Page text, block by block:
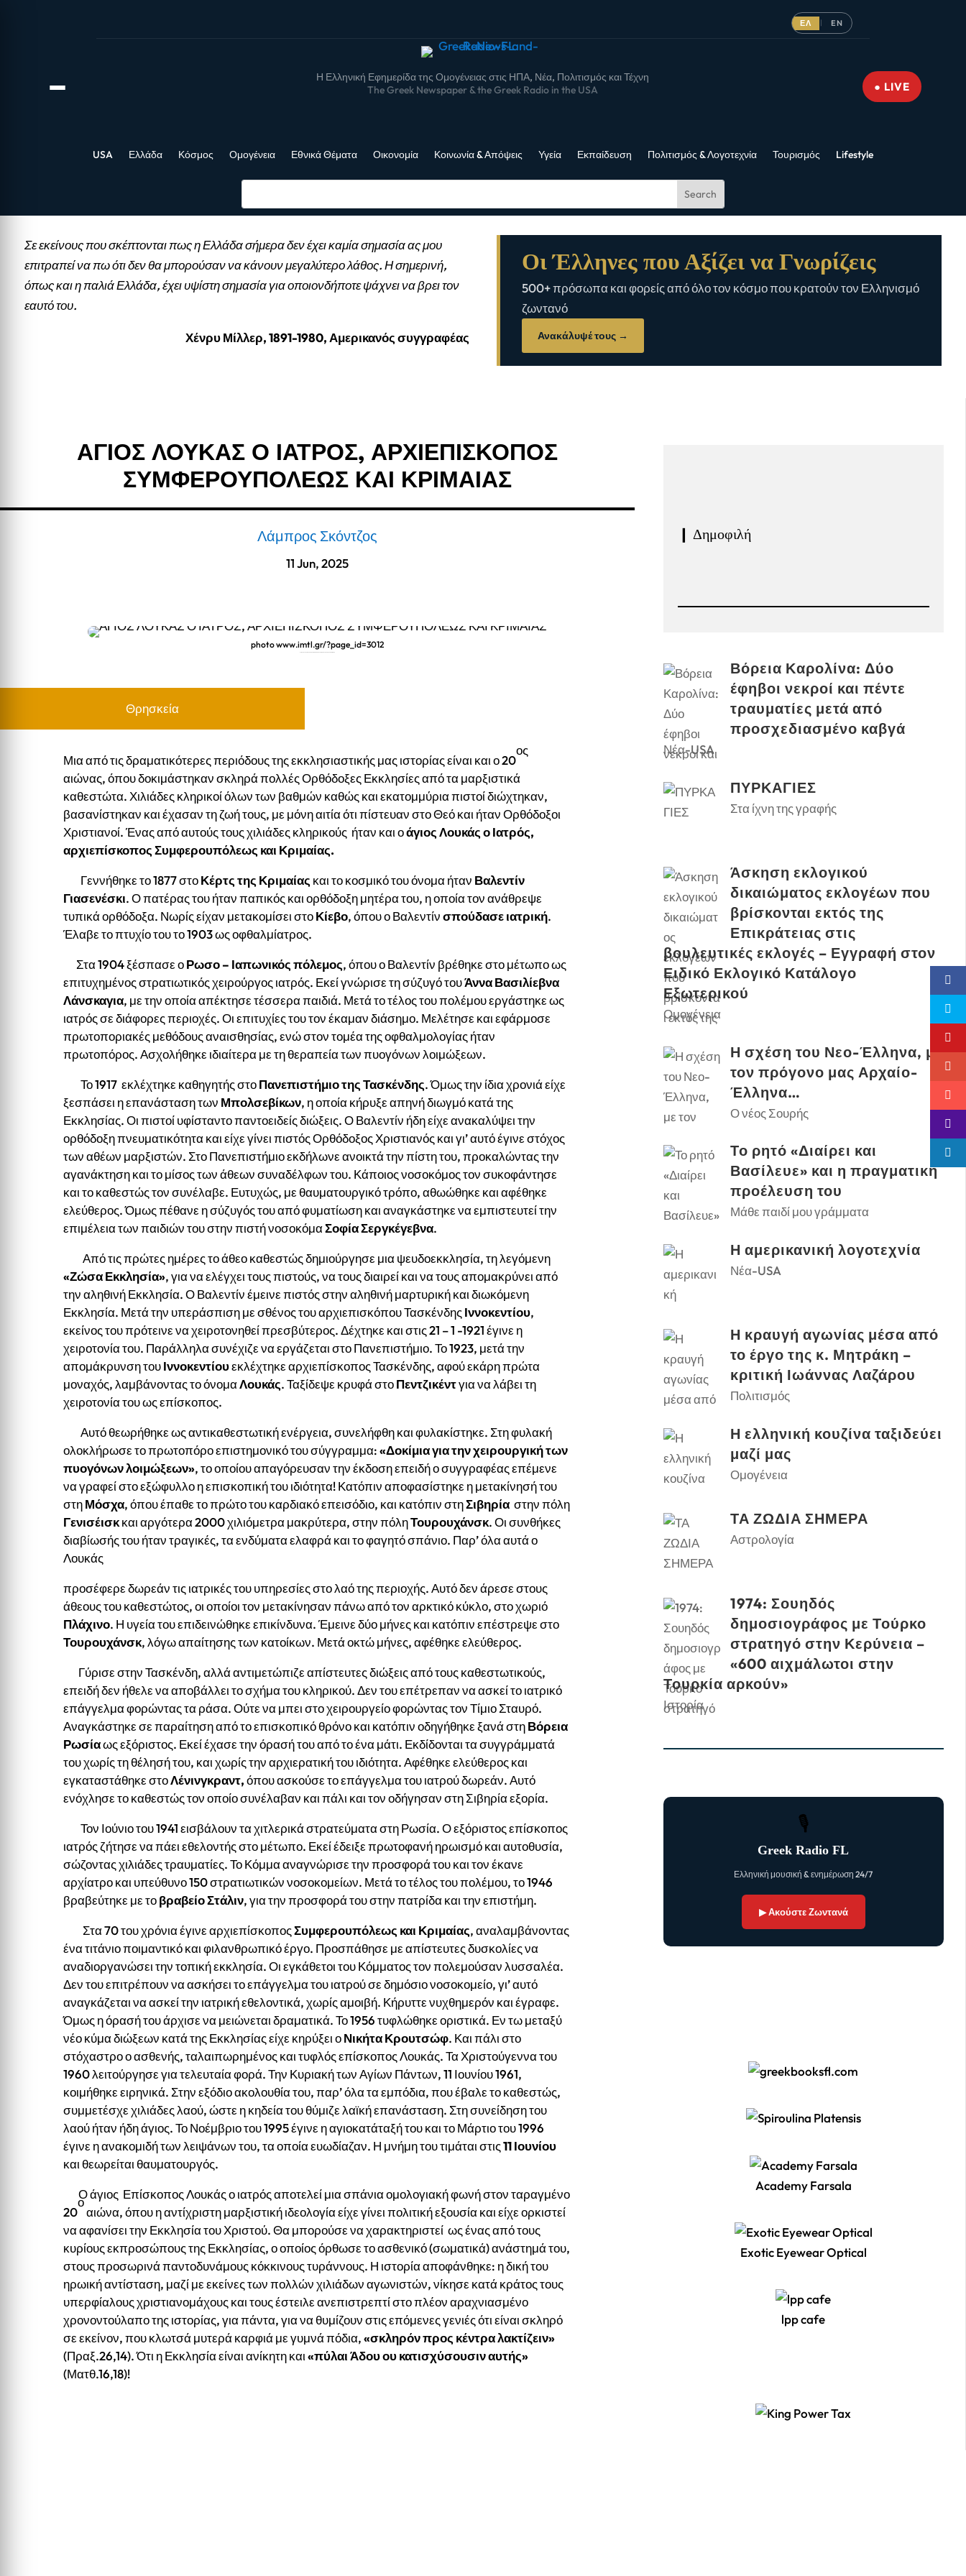
ΕΛ | EN
Η Ελληνική Εφημερίδα της Ομογένειας στις ΗΠΑ, Νέα, Πολιτισμός και Τέχνη
The Greek Newspaper & the Greek Radio in the USA
● LIVE
USA Ελλάδα Κόσμος Ομογένεια Εθνικά Θέματα Οικονομία Κοινωνία & Απόψεις Υγεία Εκπαίδευση Πολιτισμός & Λογοτεχνία Τουρισμός Lifestyle
Σε εκείνους που σκέπτονται πως η Ελλάδα σήμερα δεν έχει καμία σημασία ας μου
επιτραπεί να πω ότι δεν θα μπορούσαν να κάνουν μεγαλύτερο λάθος. Η σημερινή,
όπως και η παλιά Ελλάδα, έχει υψίστη σημασία για οποιονδήποτε ψάχνει να βρει τον
εαυτό του.
Χένρυ Μίλλερ, 1891-1980, Αμερικανός συγγραφέας
Οι Έλληνες που Αξίζει να Γνωρίζεις
500+ πρόσωπα και φορείς από όλο τον κόσμο που κρατούν τον Ελληνισμό
ζωντανό
Ανακάλυψέ τους →
ΑΓΙΟΣ ΛΟΥΚΑΣ Ο ΙΑΤΡΟΣ, ΑΡΧΙΕΠΙΣΚΟΠΟΣ
ΣΥΜΦΕΡΟΥΠΟΛΕΩΣ ΚΑΙ ΚΡΙΜΑΙΑΣ
Λάμπρος Σκόντζος
11 Jun, 2025
photo www.imtl.gr/?page_id=3012
Θρησκεία
Μια από τις δραματικότερες περιόδους της εκκλησιαστικής μας ιστορίας είναι και ο 20
ος
αιώνας, όπου δοκιμάστηκαν σκληρά πολλές Ορθόδοξες Εκκλησίες από τα μαρξιστικά
καθεστώτα. Χιλιάδες κληρικοί όλων των βαθμών καθώς και εκατομμύρια πιστοί διώχτηκαν,
βασανίστηκαν και έχασαν τη ζωή τους, με μόνη αιτία ότι πίστευαν στο Θεό και ήταν Ορθόδοξοι
Χριστιανοί. Ένας από αυτούς τους χιλιάδες κληρικούς ήταν και οάγιος Λουκάς ο Ιατρός,
αρχιεπίσκοπος Συμφερουπόλεως και Κριμαίας.
Γεννήθηκε το 1877 στοΚέρτς της Κριμαίας και το κοσμικό του όνομα ήταν Βαλεντίν
Γιασενέσκι. Ο πατέρας του ήταν παπικός και ορθόδοξη μητέρα του, η οποία τον ανάθρεψε
τυπικά ορθόδοξα. Νωρίς είχαν μετακομίσει στοΚίεβο, όπου ο Βαλεντίνσπούδασε ιατρική.
Έλαβε το πτυχίο του το 1903 ως οφθαλμίατρος.
Στα 1904 ξέσπασε οΡωσο – Ιαπωνικός πόλεμος, όπου ο Βαλεντίν βρέθηκε στο μέτωπο ως
επιτυχημένος στρατιωτικός χειρούργος ιατρός. Εκεί γνώρισε τη σύζυγό τουΆννα Βασιλίεβνα
Λάνσκαγια, με την οποία απέκτησε τέσσερα παιδιά. Μετά το τέλος του πολέμου εργάστηκε ως
ιατρός σε διάφορες περιοχές. Οι επιτυχίες του τον έκαμαν διάσημο. Μελέτησε και εφάρμοσε
πρωτοποριακές μεθόδους αναισθησίας, ενώ στον τομέα της οφθαλμολογίας ήταν
πρωτοπόρος. Ασχολήθηκε ιδιαίτερα με τη θεραπεία των πυογόνων λοιμώξεων.
Το 1917 εκλέχτηκε καθηγητής στοΠανεπιστήμιο της Τασκένδης. Όμως την ίδια χρονιά είχε
ξεσπάσει η επανάσταση των Μπολσεβίκων, η οποία κήρυξε απηνή διωγμό κατά της
Εκκλησίας. Οι πιστοί υφίσταντο παντοειδείς διώξεις. Ο Βαλεντίν ήδη είχε ανακαλύψει την
ορθόδοξη πνευματικότητα και είχε γίνει πιστός Ορθόδοξος Χριστιανός και γι’ αυτό έγινε στόχος
των αθέων μαρξιστών. Στο Πανεπιστήμιο εκδήλωνε ανοικτά την πίστη του, προκαλώντας την
αγανάκτηση και το μίσος των άθεων συναδέλφων του. Κάποιος νοσοκόμος τον συκοφάντησε
και το καθεστώς τον συνέλαβε. Ευτυχώς, με θαυματουργικό τρόπο, αθωώθηκε και αφέθηκε
ελεύθερος. Όμως πέθανε η σύζυγός του από φυματίωση και αναγκάστηκε να εμπιστευτεί την
επιμέλεια των παιδιών του στην πιστή νοσοκόμαΣοφία Σεργκέγεβνα.
Από τις πρώτες ημέρες το άθεο καθεστώς δημιούργησε μια ψευδοεκκλησία, τη λεγόμενη
«Ζώσα Εκκλησία», για να ελέγχει τους πιστούς, να τους διαιρεί και να τους απομακρύνει από
την αληθινή Εκκλησία. Ο Βαλεντίν έμεινε πιστός στην αληθινή μαρτυρική και διωκόμενη
Εκκλησία. Μετά την υπεράσπιση με σθένος του αρχιεπισκόπου ΤασκένδηςΙννοκεντίου,
εκείνος του πρότεινε να χειροτονηθεί πρεσβύτερος. Δέχτηκε και στις 21 – 1 -1921 έγινε η
χειροτονία του. Παράλληλα συνέχιζε να εργάζεται στο Πανεπιστήμιο. Το 1923, μετά την
απομάκρυνση τουΙννοκεντίουεκλέχτηκε αρχιεπίσκοπος Τασκένδης, αφού εκάρη πρώτα
μοναχός, λαμβάνοντας το όνομαΛουκάς. Ταξίδεψε κρυφά στοΠεντζικέντγια να λάβει τη
χειροτονία του ως επίσκοπος.
Αυτό θεωρήθηκε ως αντικαθεστωτική ενέργεια, συνελήφθη και φυλακίστηκε. Στη φυλακή
ολοκλήρωσε το πρωτοπόρο επιστημονικό του σύγγραμμα:«Δοκίμια για την χειρουργική των
πυογόνων λοιμώξεων», το οποίου απαγόρευσαν την έκδοση επειδή ο συγγραφέας επέμενε
να γραφεί στο εξώφυλλο η επισκοπική του ιδιότητα! Κατόπιν αποφασίστηκε η μετακίνησή του
στηΜόσχα, όπου έπαθε το πρώτο του καρδιακό επεισόδιο, και κατόπιν στηΣιβηρία στην πόλη
Γενισέισκκαι αργότερα 2000 χιλιόμετρα μακρύτερα, στην πόληΤουρουχάνσκ. Οι συνθήκες
διαβίωσής του ήταν τραγικές, τα ενδύματα ελαφρά και το φαγητό σπάνιο. Παρ’ όλα αυτά ο
Λουκάς
προσέφερε δωρεάν τις ιατρικές του υπηρεσίες στο λαό της περιοχής. Αυτό δεν άρεσε στους
άθεους του καθεστώτος, οι οποίοι τον μετακίνησαν πάνω από τον αρκτικό κύκλο, στο χωριό
Πλάχινο. Η υγεία του επιδεινώθηκε επικίνδυνα. Έμεινε δύο μήνες και κατόπιν επέστρεψε στο
Τουρουχάνσκ, λόγω απαίτησης των κατοίκων. Μετά οκτώ μήνες, αφέθηκε ελεύθερος.
Γύρισε στην Τασκένδη, αλλά αντιμετώπιζε απίστευτες διώξεις από τους καθεστωτικούς,
επειδή δεν ήθελε να αποβάλλει το σχήμα του κληρικού. Δεν του επέτρεπαν να ασκεί το ιατρικό
επάγγελμα φορώντας τα ράσα. Ούτε να μπει στο χειρουργείο φορώντας τον Τίμιο Σταυρό.
Αναγκάστηκε σε παραίτηση από το επισκοπικό θρόνο και κατόπιν οδηγήθηκε ξανά στηΒόρεια
Ρωσίαως εξόριστος. Εκεί έχασε την όρασή του από το ένα μάτι. Εκδίδονται τα συγγράμματά
του χωρίς τη θέλησή του, και χωρίς την αρχιερατική του ιδιότητα. Αφέθηκε ελεύθερος και
εγκαταστάθηκε στοΛένινγκραντ,όπου ασκούσε το επάγγελμα του ιατρού δωρεάν. Αυτό
ενόχλησε το καθεστώς τον οποίο συνέλαβαν και πάλι και τον οδήγησαν στη Σιβηρία εξορία.
Τον Ιούνιο του 1941 εισβάλουν τα χιτλερικά στρατεύματα στη Ρωσία. Ο εξόριστος επίσκοπος
ιατρός ζήτησε να πάει εθελοντής στο μέτωπο. Εκεί έδειξε πρωτοφανή ηρωισμό και αυτοθυσία,
σώζοντας χιλιάδες τραυματίες. Το Κόμμα αναγνώρισε την προσφορά του και τον έκανε
αρχίατρο και υπεύθυνο 150 στρατιωτικών νοσοκομείων. Μετά το τέλος του πολέμου, το 1946
βραβεύτηκε με τοβραβείο Στάλιν, για την προσφορά του στην πατρίδα και την επιστήμη.
Στα 70 του χρόνια έγινε αρχιεπίσκοποςΣυμφερουπόλεως και Κριμαίας, αναλαμβάνοντας
ένα τιτάνιο ποιμαντικό και φιλανθρωπικό έργο. Προσπάθησε με απίστευτες δυσκολίες να
αναδιοργανώσει την τοπική εκκλησία. Οι εγκάθετοι του Κόμματος τον πολεμούσαν λυσσαλέα.
Δεν του επιτρέπουν να ασκήσει το επάγγελμα του ιατρού σε δημόσιο νοσοκομείο, γι’ αυτό
αναγκάζεται να ασκεί την ιατρική εθελοντικά, χωρίς αμοιβή. Κήρυττε νυχθημερόν και έγραφε.
Όμως η όρασή του άρχισε να μειώνεται δραματικά. Το 1956 τυφλώθηκε οριστικά. Εν τω μεταξύ
νέο κύμα διώξεων κατά της Εκκλησίας είχε κηρύξει οΝικήτα Κρουτσώφ. Και πάλι στο
στόχαστρο ο ασθενής, ταλαιπωρημένος και τυφλός επίσκοπος Λουκάς. Τα Χριστούγεννα του
1960 λειτούργησε για τελευταία φορά. Την Κυριακή των Αγίων Πάντων, 11 Ιουνίου 1961,
κοιμήθηκε ειρηνικά. Στην εξόδιο ακολουθία του, παρ’ όλα τα εμπόδια, που έβαλε το καθεστώς,
συμμετέσχε χιλιάδες λαού, ώστε η κηδεία του θύμιζε λαϊκή επανάσταση. Στη συνείδηση του
λαού ήταν ήδη άγιος. Το Νοέμβριο του 1995 έγινε η αγιοκατάταξή του και το Μάρτιο του 1996
έγινε η ανακομιδή των λειψάνων του, τα οποία ευωδίαζαν. Η μνήμη του τιμάται στις11 Ιουνίου
και θεωρείται θαυματουργός.
Ο άγιος Επίσκοπος Λουκάς ο ιατρός αποτελεί μια σπάνια ομολογιακή φωνή στον ταραγμένο
20
ο
αιώνα, όπου η αντίχριστη μαρξιστική ιδεολογία είχε γίνει πολιτική εξουσία και είχε ορκιστεί
να αφανίσει την Εκκλησία του Χριστού. Θα μπορούσε να χαρακτηριστεί ως ένας από τους
κυρίους εκπροσώπους της Εκκλησίας, ο οποίος όρθωσε το ασθενικό (σωματικά) ανάστημά του,
στους προσωρινά παντοδυνάμους κόκκινους τυράννους. Η ιστορία αποφάνθηκε: η δική του
ηρωική αντίσταση, μαζί με εκείνες των πολλών χιλιάδων αγωνιστών, νίκησε κατά κράτος τους
υπερφίαλους χριστιανομάχους και τους έστειλε ανεπιστρεπτί στο πλέον αραχνιασμένο
χρονοντούλαπο της ιστορίας, για πάντα, για να θυμίζουν στις επόμενες γενιές ότι είναι σκληρό
σε εκείνον, που κλωτσά μυτερά καρφιά με γυμνά πόδια,«σκληρόν προς κέντρα λακτίζειν»
(Πραξ.26,14). Ότι η Εκκλησία είναι ανίκητη και«πύλαι Άδου ου κατισχύσουσιν αυτής»
(Ματθ.16,18)!
❙ Δημοφιλή
Βόρεια Καρολίνα: Δύο
έφηβοι νεκροί και πέντε
τραυματίες μετά από
προσχεδιασμένο καβγά
Νέα-USA
ΠΥΡΚΑΓΙΕΣ
Στα ίχνη της γραφής
Άσκηση εκλογικού
δικαιώματος εκλογέων που
βρίσκονται εκτός της
Επικράτειας στις
βουλευτικές εκλογές – Εγγραφή στον
Ειδικό Εκλογικό Κατάλογο
Εξωτερικού
Ομογένεια
Η σχέση του Νεο-Έλληνα, με
τον πρόγονο μας Αρχαίο-
Έλληνα…
Ο νέος Σουρής
Το ρητό «Διαίρει και
Βασίλευε» και η πραγματική
προέλευση του
Μάθε παιδί μου γράμματα
Η αμερικανική λογοτεχνία
Νέα-USA
Η κραυγή αγωνίας μέσα από
το έργο της κ. Μητράκη –
κριτική Ιωάννας Λαζάρου
Πολιτισμός
Η ελληνική κουζίνα ταξιδεύει
μαζί μας
Ομογένεια
ΤΑ ΖΩΔΙΑ ΣΗΜΕΡΑ
Αστρολογία
1974: Σουηδός
δημοσιογράφος με Τούρκο
στρατηγό στην Κερύνεια –
«600 αιχμάλωτοι στην
Τουρκία αρκούν»
Ιστορία
🎙
Greek Radio FL
Ελληνική μουσική & ενημέρωση 24/7
▶ Ακούστε Ζωντανά
Academy Farsala
Exotic Eyewear Optical
lpp cafe